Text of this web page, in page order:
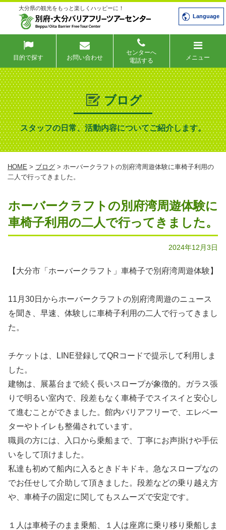
大分県の観光をもっと楽しくハッピーに！
Language
目的で探す お問い合わせ
センターへ
電話する
メニュー
ブログ
スタッフの日常、活動内容についてご紹介します。
HOME > ブログ > ホーバークラフトの別府湾周遊体験に車椅子利用の
二人で行ってきました。
ホーバークラフトの別府湾周遊体験に
車椅子利用の二人で行ってきました。
2024年12月3日
【大分市「ホーバークラフト」車椅子で別府湾周遊体験】
11月30日からホーバークラフトの別府湾周遊のニュース
を聞き、早速、体験しに車椅子利用の二人で行ってきまし
た。
チケットは、LINE登録してQRコードで提示して利用しま
した。
建物は、展墓台まで続く長いスロープが象徴的。ガラス張
りで明るい室内で、段差もなく車椅子でスイスイと安心し
て進むことができました。館内バリアフリーで、エレベー
ターやトイレも整備されています。
職員の方には、入口から乗船まで、丁寧にお声掛けや手伝
いをして頂けました。
私達も初めて船内に入るときドキドキ。急なスロープなの
でお任せして介助して頂きました。段差などの乗り越え方
や、車椅子の固定に関してもスムーズで安定です。
１人は車椅子のまま乗船、１人は座席に乗り移り乗船しま